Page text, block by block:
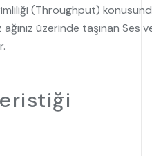
(Throughput)
üzerinde taşınan